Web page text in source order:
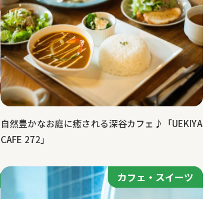
自然豊かなお庭に癒される深谷カフェ♪「UEKIYA
CAFE 272」
カフェ・スイーツ
カフェ・スイーツ